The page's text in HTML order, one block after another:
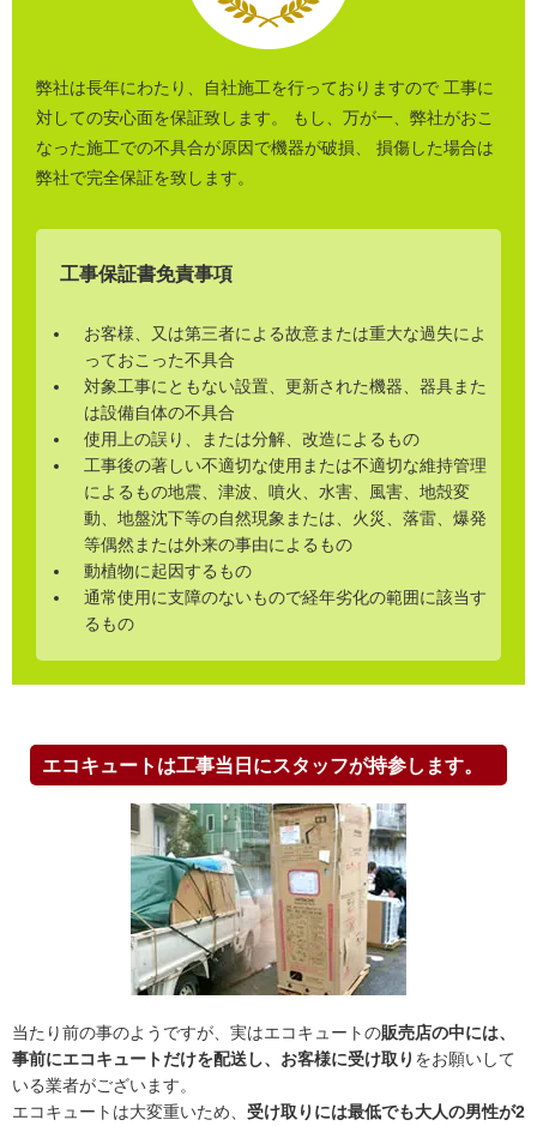
弊社は長年にわたり、自社施工を行っておりますので 工事に
対しての安心面を保証致します。 もし、万が一、弊社がおこ
なった施工での不具合が原因で機器が破損、 損傷した場合は
弊社で完全保証を致します。
工事保証書免責事項
お客様、又は第三者による故意または重大な過失によ
っておこった不具合
対象工事にともない設置、更新された機器、器具また
は設備自体の不具合
使用上の誤り、または分解、改造によるもの
工事後の著しい不適切な使用または不適切な維持管理
によるもの地震、津波、噴火、水害、風害、地殻変
動、地盤沈下等の自然現象または、火災、落雷、爆発
等偶然または外来の事由によるもの
動植物に起因するもの
通常使用に支障のないもので経年劣化の範囲に該当す
るもの
エコキュートは工事当日にスタッフが持参します。
当たり前の事のようですが、実はエコキュートの販売店の中には、
事前にエコキュートだけを配送し、お客様に受け取り をお願いして
いる業者がございます。
エコキュートは大変重いため、 受け取りには最低でも大人の男性が2